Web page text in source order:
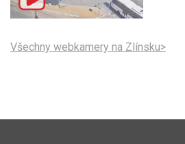
Všechny webkamery na Zlínsku>